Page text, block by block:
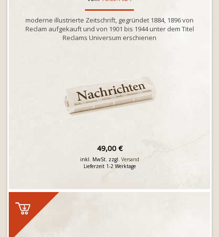
moderne illustrierte Zeitschrift, gegründet 1884, 1896 von
Reclam aufgekauft und von 1901 bis 1944 unter dem Titel
Reclams Universum erschienen
49,00 €
inkl. MwSt. zzgl. Versand
Lieferzeit 1-2 Werktage